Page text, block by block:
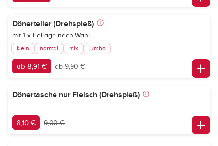
Dönerteller (Drehspieß)
mit 1 x Beilage nach Wahl
klein normal mix jumbo
ab 8,91 € ab 9,90 €
Dönertasche nur Fleisch (Drehspieß)
8,10 € 9,00 €